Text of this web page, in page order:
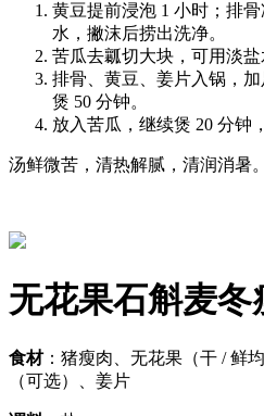
黄豆提前浸泡 1 小时；排
水，撇沫后捞出洗净。
苦瓜去瓤切大块，可用淡盐
排骨、黄豆、姜片入锅，
煲 50 分钟。
放入苦瓜，继续煲 20 分钟
汤鲜微苦，清热解腻，清润消暑。
无花果石斛麦冬
食材：猪瘦肉、无花果（干 / 鲜
（可选）、姜片